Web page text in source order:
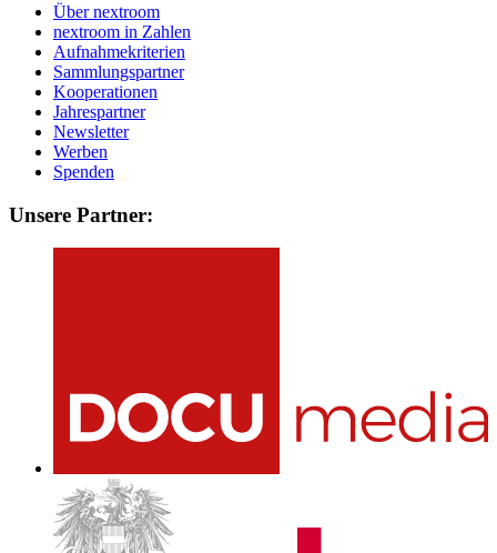
Über nextroom
nextroom in Zahlen
Aufnahmekriterien
Sammlungspartner
Kooperationen
Jahrespartner
Newsletter
Werben
Spenden
Unsere Partner: